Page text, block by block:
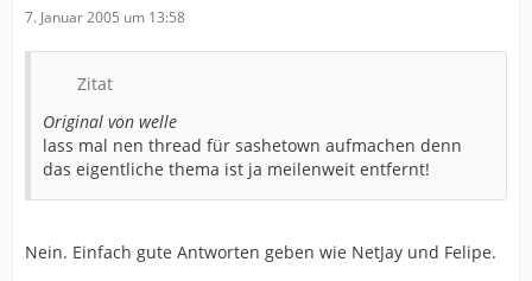
7. Januar 2005 um 13:58
Zitat
Original von welle
lass mal nen thread für sashetown aufmachen denn
das eigentliche thema ist ja meilenweit entfernt!
Nein. Einfach gute Antworten geben wie NetJay und Felipe.